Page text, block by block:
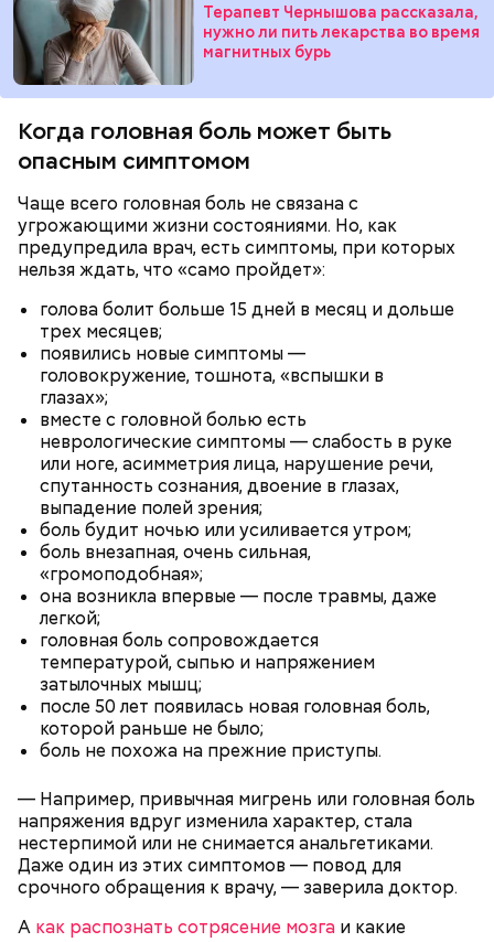
Терапевт Чернышова рассказала,
нужно ли пить лекарства во время
магнитных бурь
Когда головная боль может быть
опасным симптомом
Чаще всего головная боль не связана с
угрожающими жизни состояниями. Но, как
предупредила врач, есть симптомы, при которых
нельзя ждать, что «само пройдет»:
голова болит больше 15 дней в месяц и дольше
трех месяцев;
появились новые симптомы —
головокружение, тошнота, «вспышки в
глазах»;
вместе с головной болью есть
неврологические симптомы — слабость в руке
или ноге, асимметрия лица, нарушение речи,
спутанность сознания, двоение в глазах,
выпадение полей зрения;
боль будит ночью или усиливается утром;
боль внезапная, очень сильная,
«громоподобная»;
она возникла впервые — после травмы, даже
легкой;
головная боль сопровождается
температурой, сыпью и напряжением
затылочных мышц;
после 50 лет появилась новая головная боль,
которой раньше не было;
боль не похожа на прежние приступы.
— Например, привычная мигрень или головная боль
напряжения вдруг изменила характер, стала
нестерпимой или не снимается анальгетиками.
Даже один из этих симптомов — повод для
срочного обращения к врачу, — заверила доктор.
А как распознать сотрясение мозга и какие
В Международный день холостяка все мужчины
вечеринки, играют в видеоигры и проводят время,
День малины со сливками
День малины со сливками отмечается в США в
честь вкусового сочетания этой ягоды со сливками.
В этот праздник люди едят не только малину со
сливками, но и другие десерты на основе этих
или сделать самостоятельно вместе со своими
родными и близкими.
Ингредиенты:
кабачок;
брынза;
растительное масло;
помидоры черри либо грунтовые.
— Кабачки нужно натереть длинными слайсами
(это можно сделать на специальной терке),
похожими на спагетти, и уложить в противень.
Дальше нужно добавить немного растительного
масла, соль, а сверху бросить хаотично
порезанную брынзу. Затем добавляются помидоры
черри или грунтовые, — рассказал шеф-повар.
беременным, кормящим женщинам;
людям с ослабленной иммунной системой;
пожилым;
детям.
— Там может содержаться огромное количество
гипоксию и ухудшение физического состояния, —
предостерегла Соломатина.